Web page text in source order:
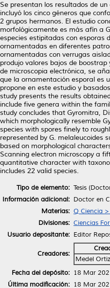
Se presentan los resultados de
incluyó los cinco géneros que
2 grupos hermanos. El estudio
morfológicamente es más afín a
especies estipitadas con esporas
ornamentadas en diferentes
ornamentadas con verrugas
produjo valores bajos de
de microscopia electrónica, se
que la ornamentación esporal es
propone en este estudio y
study presents the results
include five genera within the
study concludes that Gyromitra,
which morphologically resemble
species with spores finely to
represented by G. melaleucoides
based on morphological
Scanning electron microscopy a
quantitative character with
includes 22 valid species.
Tipo de elemento: Tesis
Información adicional: Doctor en
Materias: Q Ciencia
Divisiones: Ciencias
Usuario depositante: Editor
Creadores:
Medel
Fecha del depósito: 18 Mar
Última modificación: 18 Mar